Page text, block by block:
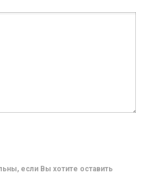
если Вы хотите оставить